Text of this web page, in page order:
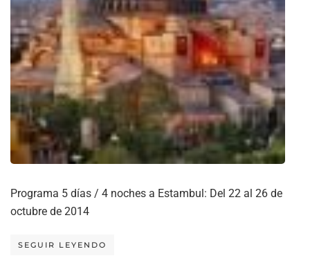
Programa 5 días / 4 noches a Estambul: Del 22 al 26 de
octubre de 2014
SEGUIR LEYENDO